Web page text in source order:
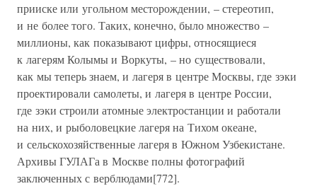
прииске или угольном месторождении, – стереотип,
и не более того. Таких, конечно, было множество –
миллионы, как показывают цифры, относящиеся
к лагерям Колымы и Воркуты, – но существовали,
как мы теперь знаем, и лагеря в центре Москвы, где зэки
проектировали самолеты, и лагеря в центре России,
где зэки строили атомные электростанции и работали
на них, и рыболовецкие лагеря на Тихом океане,
и сельскохозяйственные лагеря в Южном Узбекистане.
Архивы ГУЛАГа в Москве полны фотографий
заключенных с верблюдами[772].